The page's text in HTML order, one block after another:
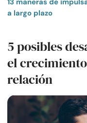
13 maneras de
a largo plazo
5 posibles
el
relación